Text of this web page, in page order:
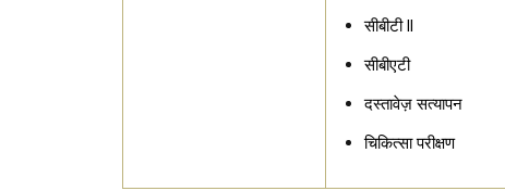
सीबीटी II
सीबीएटी
दस्तावेज़ सत्यापन
चिकित्सा परीक्षण